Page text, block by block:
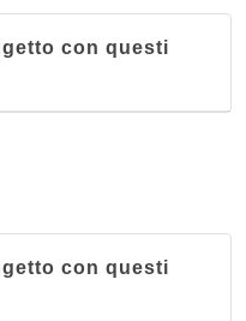
con questi
con questi